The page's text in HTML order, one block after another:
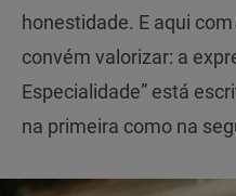
honestidade. E aqui
convém valorizar: a
Especialidade” está
na primeira como na